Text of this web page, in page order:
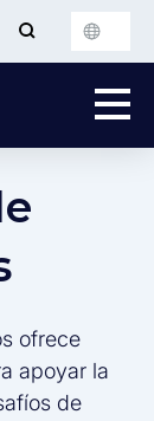
ofrece
apoyar la
de